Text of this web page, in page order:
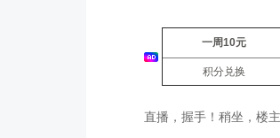
一周10元
积分兑换
直播，握手！稍坐，楼